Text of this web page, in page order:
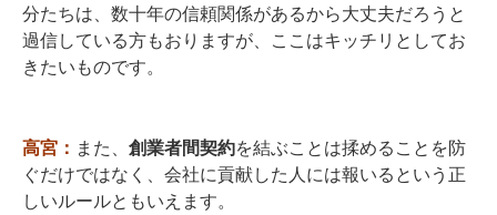
分たちは、数十年の信頼関係があるから大丈夫だろうと
過信している方もおりますが、ここはキッチリとしてお
きたいものです。
高宮： また、 創業者間契約を結ぶことは揉めることを防
ぐだけではなく、会社に貢献した人には報いるという正
しいルールともいえます。